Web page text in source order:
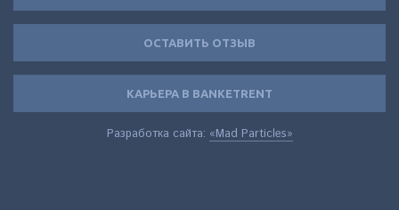
ОСТАВИТЬ ОТЗЫВ
КАРЬЕРА В BANKETRENT
Разработка сайта: «Mad Particles»